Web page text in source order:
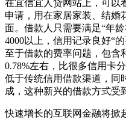
在宜信宜人贷网站上，可以
申请，用在家居家装、结婚
面。借款人只需要满足“年
4000以上，信用记录良好“
至于借款的费率问题，包含
0.78%左右，比很多信用卡
低于传统信用借款渠道，同
成，这种新兴的借款方式受
快速增长的互联网金融将掀